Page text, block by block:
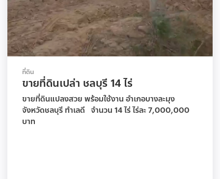
ที่ดิน
ขายที่ดินเปล่า ชลบุรี 14 ไร่
ขายที่ดินแปลงสวย พร้อมใช้งาน อำเภอบางละมุง
จังหวัดชลบุรี ทำเลดี จำนวน 14 ไร่ ไร่ละ 7,000,000
บาท